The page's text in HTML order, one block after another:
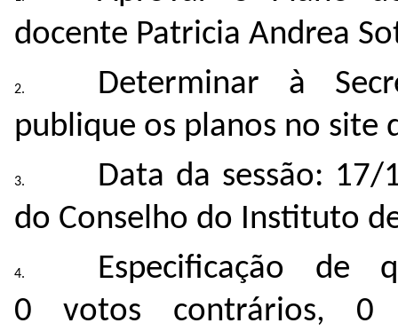
docente Patricia Andrea
Determinar à
publique os planos no site
Data da sessão:
do Conselho do Instituto
Especificação de
0 votos contrários, 0